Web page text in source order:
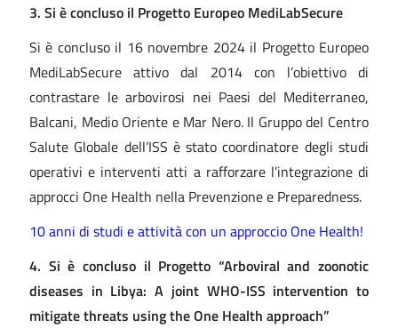
3. Si è concluso il Progetto Europeo MediLabSecure
Si è concluso il 16 novembre 2024 il Progetto Europeo
MediLabSecure attivo dal 2014 con l’obiettivo di
contrastare le arbovirosi nei Paesi del Mediterraneo,
Balcani, Medio Oriente e Mar Nero. Il Gruppo del Centro
Salute Globale dell’ISS è stato coordinatore degli studi
operativi e interventi atti a rafforzare l’integrazione di
approcci One Health nella Prevenzione e Preparedness.
10 anni di studi e attività con un approccio One Health!
4. Si è concluso il Progetto “Arboviral and zoonotic
diseases in Libya: A joint WHO-ISS intervention to
mitigate threats using the One Health approach”